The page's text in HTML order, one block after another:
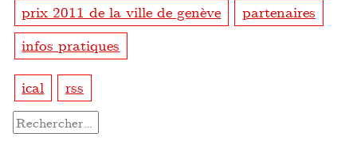
prix 2011 de la ville de genève
partenaires
infos pratiques
ical rss
Rechercher :